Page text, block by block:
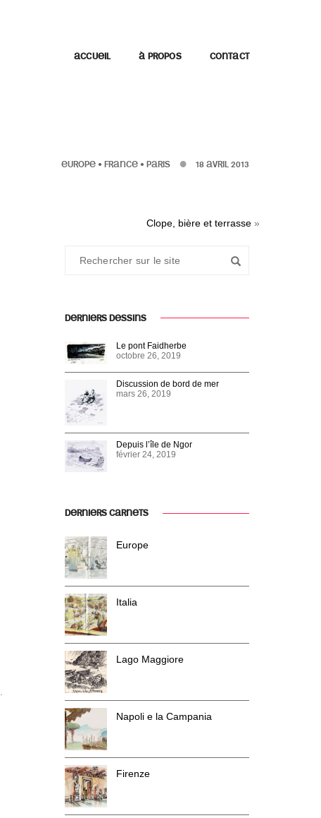
ACCUEIL À PROPOS CONTACT
EUROPE • FRANCE • PARIS 18 AVRIL 2013
Clope, bière et terrasse »
DERNIERS DESSINS
Le pont Faidherbe
octobre 26, 2019
Discussion de bord de mer
mars 26, 2019
Depuis l’île de Ngor
février 24, 2019
DERNIERS CARNETS
Europe
Italia
Lago Maggiore
Napoli e la Campania
Firenze